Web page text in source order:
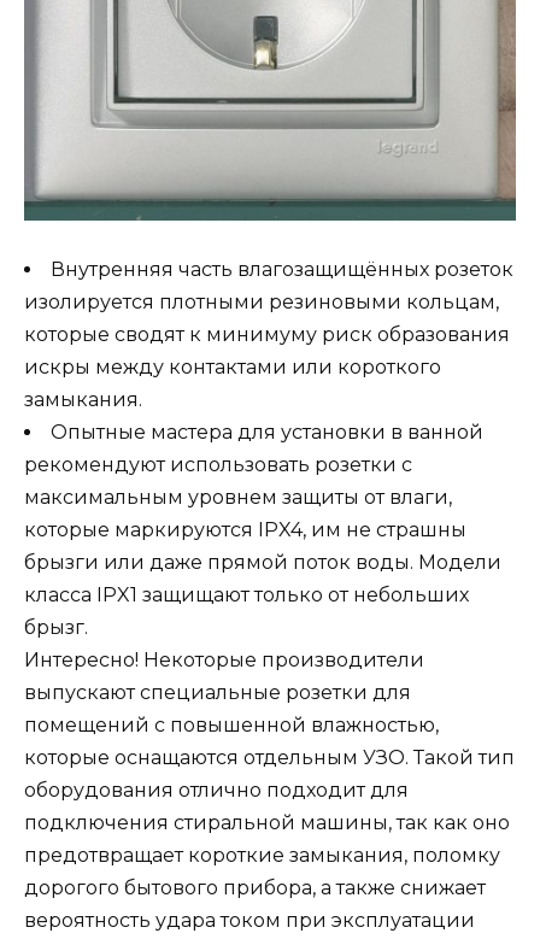
Внутренняя часть влагозащищённых розеток
изолируется плотными резиновыми кольцам,
которые сводят к минимуму риск образования
искры между контактами или короткого
замыкания.
Опытные мастера для установки в ванной
рекомендуют использовать розетки с
максимальным уровнем защиты от влаги,
которые маркируются IPX4, им не страшны
брызги или даже прямой поток воды. Модели
класса IPX1 защищают только от небольших
брызг.
Интересно! Некоторые производители
выпускают специальные розетки для
помещений с повышенной влажностью,
которые оснащаются отдельным УЗО. Такой тип
оборудования отлично подходит для
подключения стиральной машины, так как оно
предотвращает короткие замыкания, поломку
дорогого бытового прибора, а также снижает
вероятность удара током при эксплуатации